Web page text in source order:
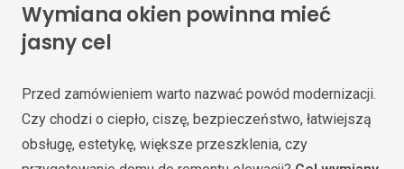
Wymiana okien powinna mieć
jasny cel
Przed zamówieniem warto nazwać powód modernizacji.
Czy chodzi o ciepło, ciszę, bezpieczeństwo, łatwiejszą
obsługę, estetykę, większe przeszklenia, czy